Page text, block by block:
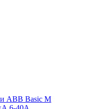
ABB Basic M